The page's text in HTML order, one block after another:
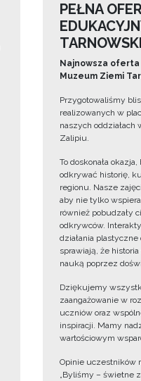
PEŁNA
Najnowsza
Muzeum Ziemi
Przygotowaliśmy
realizowanych w
naszych oddziałach
Zalipiu.
To doskonała
odkrywać historię,
regionu. Nasze
aby nie tylko
również pobudzały
odkrywców.
działania
sprawiają, że
nauką poprzez
Dziękujemy
zaangażowanie w
uczniów oraz
inspiracji. Mamy
wartościowym
Opinie uczestników
„Byliśmy – świetne